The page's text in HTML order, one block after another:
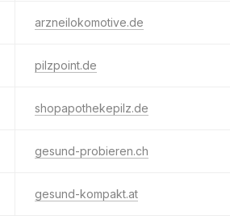
arzneilokomotive.de
pilzpoint.de
shopapothekepilz.de
gesund-probieren.ch
gesund-kompakt.at